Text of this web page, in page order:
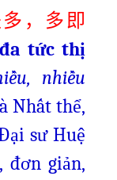
，多即
tức thị
nhiều
Nhất thể,
sư Huệ
đơn giản,